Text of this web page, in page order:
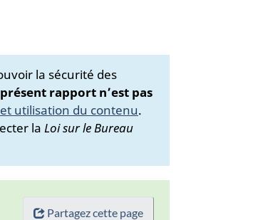
la sécurité des
rapport n’est pas
utilisation du contenu.
la Loi sur le Bureau
Partagez cette page